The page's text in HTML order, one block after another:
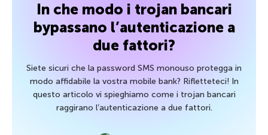
In che modo i trojan bancari
bypassano l’autenticazione a
due fattori?
Siete sicuri che la password SMS monouso protegga in
modo affidabile la vostra mobile bank? Rifletteteci! In
questo articolo vi spieghiamo come i trojan bancari
raggirano l’autenticazione a due fattori.